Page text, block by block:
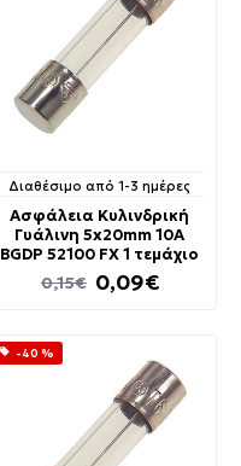
Διαθέσιμο από 1-3 ημέρες
Ασφάλεια Κυλινδρική
Γυάλινη 5x20mm 10A
BGDP 52100 FX 1 τεμάχιο
0,09€
0,15€
-40 %